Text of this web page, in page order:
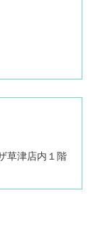
草津店内１階